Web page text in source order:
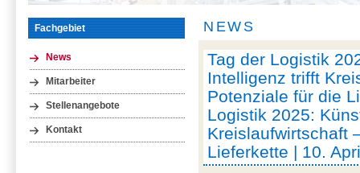
Fachgebiet
News
Mitarbeiter
Stellenangebote
Kontakt
NEWS
Tag der Logistik
Intelligenz trifft
Potenziale für die
Logistik 2025:
Kreislaufwirtschaft
Lieferkette | 10.